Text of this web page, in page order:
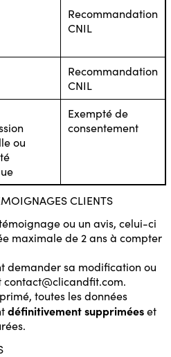
Recommandation
CNIL
Recommandation
CNIL
ou
Exempté de
consentement
CLIENTS
ou un avis, celui-ci
maximale de 2 ans à compter
demander sa modification ou
contact@clicandfit.com.
toutes les données
définitivement suppriméeset